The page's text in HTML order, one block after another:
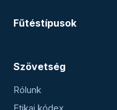
Fűtéstípusok
Szövetség
Rólunk